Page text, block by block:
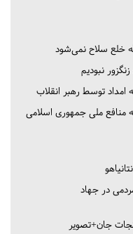
خلع سلاح نمی‌شود
نبودیم
توسط رهبر انقلاب
منافع ملی جمهوری اسلامی
در جهاد
جان+تصویر